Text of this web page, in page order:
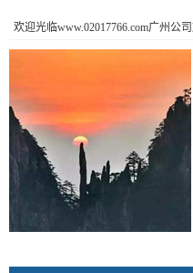
欢迎光临www.02017766.com广州公